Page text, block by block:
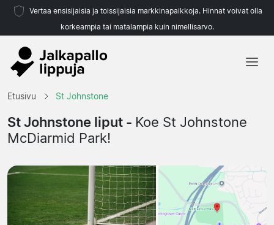
Vertaa ensisijaisia ja toissijaisia markkinapaikkoja. Hinnat voivat olla
korkeampia tai matalampia kuin nimellisarvo.
Joukkueet
Etusivu St Johnstone
St Johnstone liput - Koe St Johnstone
McDiarmid Park!